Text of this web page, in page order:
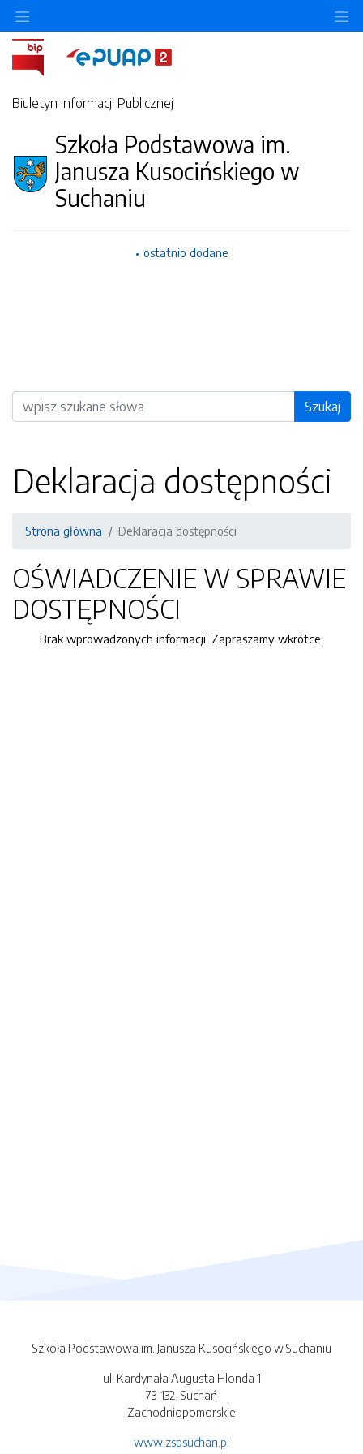
Biuletyn Informacji Publicznej
Szkoła Podstawowa im.
Janusza Kusocińskiego w
Suchaniu
ostatnio dodane
Wyszukiwarka Szukaj
Deklaracja dostępności
Strona główna Deklaracja dostępności
OŚWIADCZENIE W SPRAWIE
DOSTĘPNOŚCI
Brak wprowadzonych informacji. Zapraszamy wkrótce.
Szkoła Podstawowa im. Janusza Kusocińskiego w Suchaniu
ul. Kardynała Augusta Hlonda 1
73-132, Suchań
Zachodniopomorskie
www.zspsuchan.pl